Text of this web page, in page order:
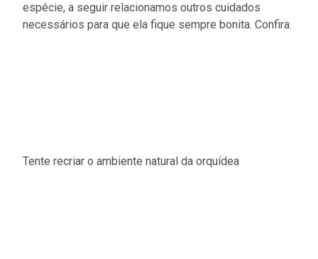
espécie, a seguir relacionamos outros cuidados
necessários para que ela fique sempre bonita. Confira:
Tente recriar o ambiente natural da orquídea